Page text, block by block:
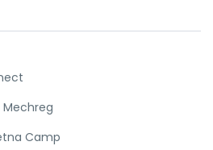
Mechreg
Camp